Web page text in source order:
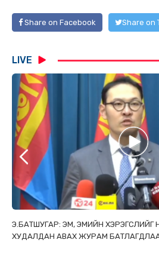
Share on Facebook Share on
LIVE
Э.БАТШУГАР: ЭМ, ЭМИЙН ХЭРЭГСЛИЙГ
ХУДАЛДАН АВАХ ЖУРАМ